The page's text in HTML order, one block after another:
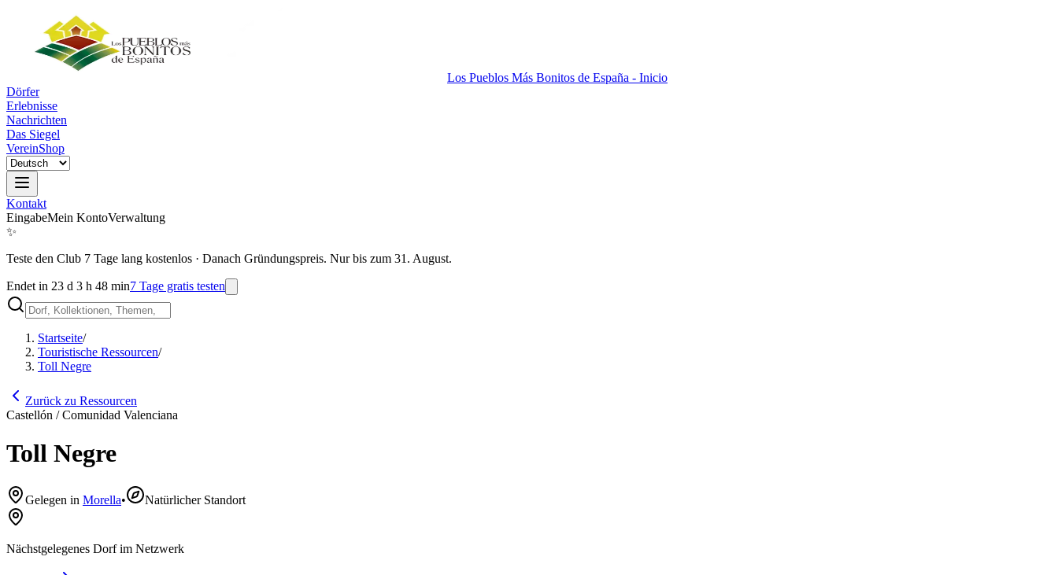
Los Pueblos Más Bonitos de España - Inicio
Dörfer
Erlebnisse
Nachrichten
Das Siegel
VereinShop
Kontakt
EingabeMein KontoVerwaltung
✨
Teste den Club 7 Tage lang kostenlos · Danach Gründungspreis. Nur bis zum 31. August.
Endet in 23 d 3 h 48 min7 Tage gratis testen
Startseite/
Touristische Ressourcen/
Toll Negre
Zurück zu Ressourcen
Castellón / Comunidad Valenciana
Toll Negre
Gelegen in Morella• Natürlicher Standort
Nächstgelegenes Dorf im Netzwerk